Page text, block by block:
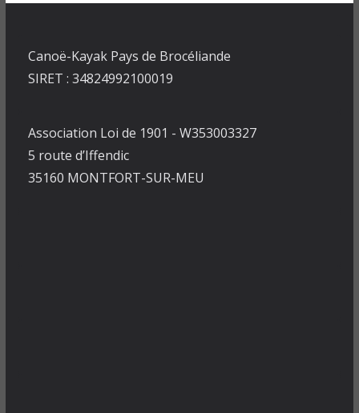
Canoë-Kayak Pays de Brocéliande
SIRET : 34824992100019
Association Loi de 1901 - W353003327
5 route d’Iffendic
35160 MONTFORT-SUR-MEU